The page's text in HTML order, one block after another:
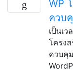
WP
ควบ
เป็นเ
โครง
ควบคุ